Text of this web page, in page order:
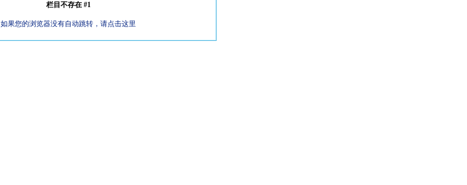
栏目不存在 #1
如果您的浏览器没有自动跳转，请点击这里